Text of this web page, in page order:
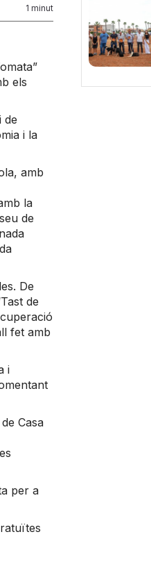
1 minut
els
de
i la
amb
la
de
De
de
fet amb
i
Casa
per a